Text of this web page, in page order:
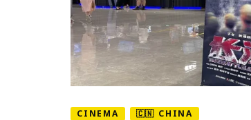
CINEMA 🇨🇳 CHINA